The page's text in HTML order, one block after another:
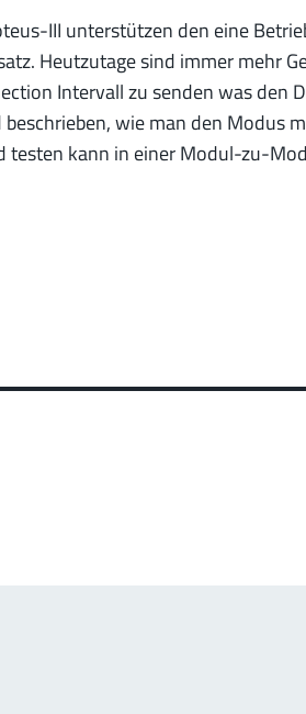
III unterstützen den eine
Heutzutage sind immer mehr
Intervall zu senden was den
wie man den Modus
testen kann in einer Modul-zu-